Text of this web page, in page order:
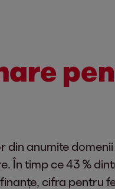
anumite
În timp ce 43 %
cifra pentru